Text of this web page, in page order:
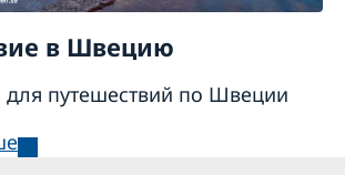
в Швецию
путешествий по Швеции